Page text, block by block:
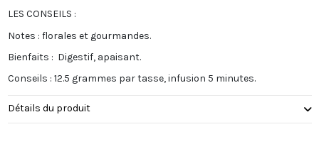
LES CONSEILS :
Notes : florales et gourmandes.
Bienfaits : Digestif, apaisant.
Conseils : 12.5 grammes par tasse, infusion 5 minutes.
Détails du produit